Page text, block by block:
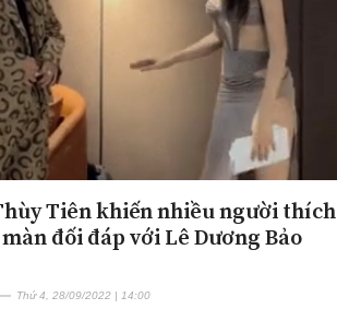
Tiên khiến nhiều người thích
đối đáp với Lê Dương Bảo
Thứ 4, 28/09/2022 | 14:00